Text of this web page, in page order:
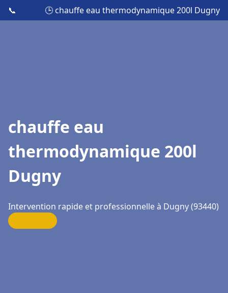
📞 🕒 chauffe eau thermodynamique 200l Dugny
chauffe eau
thermodynamique 200l
Dugny
Intervention rapide et professionnelle à Dugny (93440)